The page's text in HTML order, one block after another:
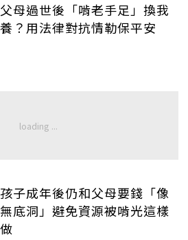
父母過世後「啃老手足」換我
養？用法律對抗情勒保平安
孩子成年後仍和父母要錢「像
無底洞」避免資源被啃光這樣
做